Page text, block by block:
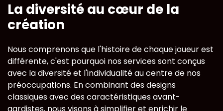
La diversité au cœur de la
création
Nous comprenons que l'histoire de chaque joueur est
différente, c'est pourquoi nos services sont conçus
avec la diversité et l'individualité au centre de nos
préoccupations. En combinant des designs
classiques avec des caractéristiques avant-